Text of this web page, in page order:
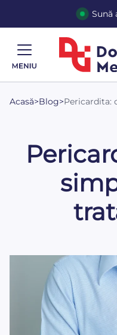
Sună
Acasă>Blog>Pericardita: